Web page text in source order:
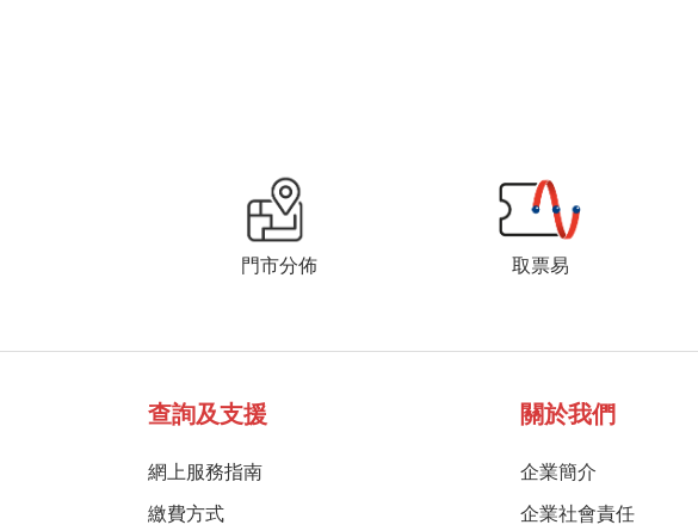
門市分佈 取票易
查詢及支援
網上服務指南
繳費方式
關於我們
企業簡介
企業社會責任